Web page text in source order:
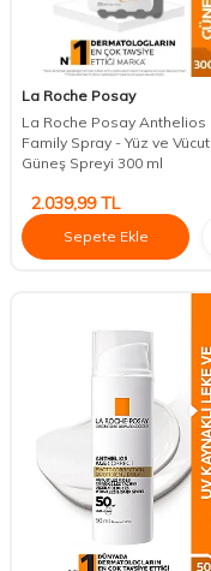
La Roche Posay
La Roche Posay Anthelios
Family Spray - Yüz ve Vücut
Güneş Spreyi 300 ml
2.039,99TL
Sepete Ekle